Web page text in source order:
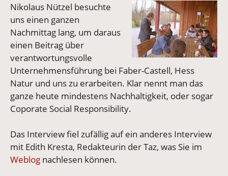
Nikolaus Nützel besuchte
uns einen ganzen
Nachmittag lang, um daraus
einen Beitrag über
verantwortungsvolle
Unternehmensführung bei Faber-Castell, Hess
Natur und uns zu erarbeiten. Klar nennt man das
ganze heute mindestens Nachhaltigkeit, oder sogar
Coporate Social Responsibility.
Das Interview fiel zufällig auf ein anderes Interview
mit Edith Kresta, Redakteurin der Taz, was Sie im
Weblog nachlesen können.